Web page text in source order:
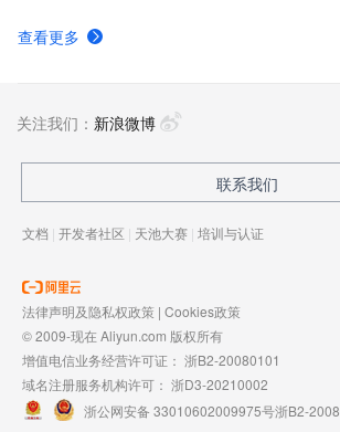
查看更多
关注我们： 新浪微博
联系我们
文档 | 开发者社区 | 天池大赛 | 培训与认证
法律声明及隐私权政策 | Cookies政策
© 2009-现在 Aliyun.com 版权所有
增值电信业务经营许可证： 浙B2-20080101
域名注册服务机构许可： 浙D3-20210002
浙公网安备 33010602009975号浙B2-